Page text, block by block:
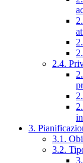
2.4.
3.
3.1.
3.2.